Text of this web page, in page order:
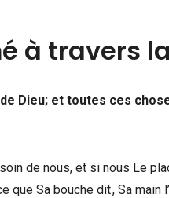
à travers
Dieu; et toutes ces
de nous, et si nous Le
Sa bouche dit , Sa main